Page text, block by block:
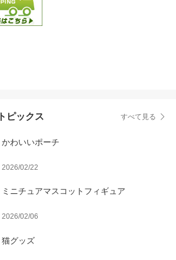
ピックス すべて見る
かわいいポーチ
2026/02/22
ミニチュアマスコットフィギュア
2026/02/06
猫グッズ